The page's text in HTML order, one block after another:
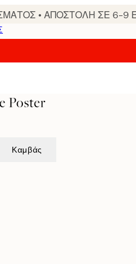
• ΑΠΟΣΤΟΛΗ ΣΕ 6-9
Poster
Καμβάς